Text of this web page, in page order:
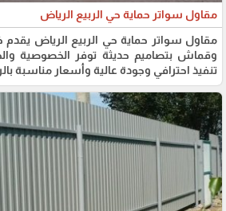
مقاول سواتر حماية حي الربيع الرياض
مقاول سواتر حماية حي الربيع الرياض
وقماش بتصاميم حديثة توفر الخصوصية
تنفيذ احترافي وجودة عالية وأسعار مناسبة